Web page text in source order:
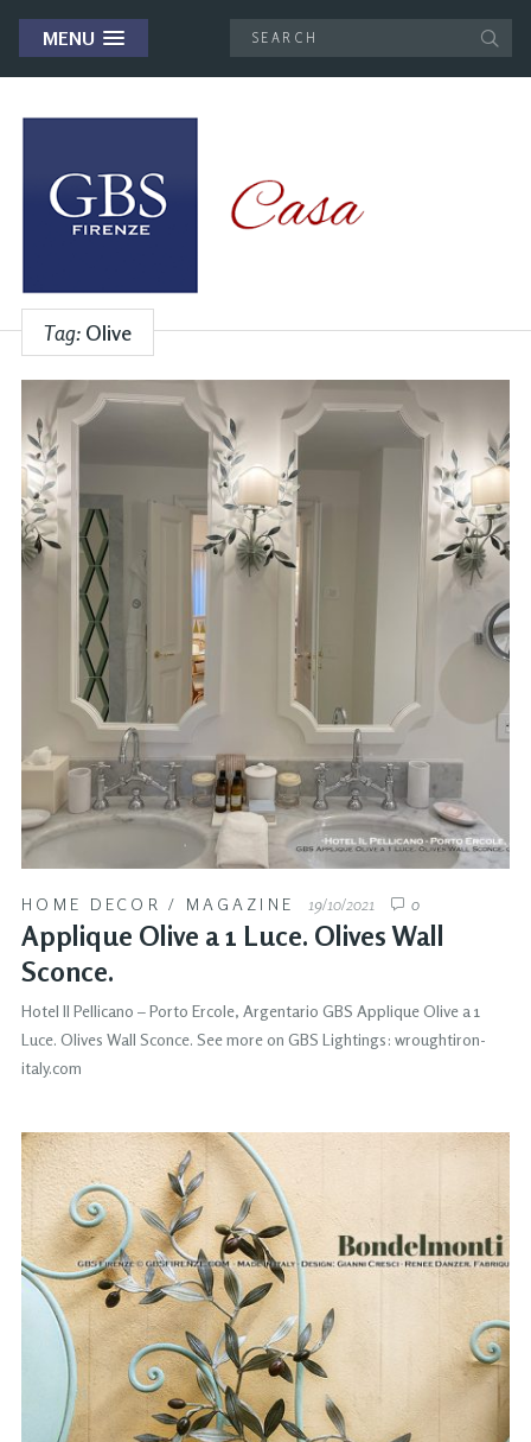
MENU
Tag: Olive
HOME DECOR / MAGAZINE 19/10/2021 0
Applique Olive a 1 Luce. Olives Wall
Sconce.
Hotel Il Pellicano – Porto Ercole, Argentario GBS Applique Olive a 1
Luce. Olives Wall Sconce. See more on GBS Lightings: wroughtiron-
italy.com